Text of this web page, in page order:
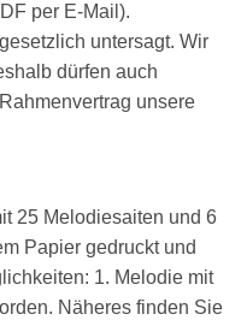
per E-Mail).
untersagt. Wir
dürfen auch
unsere
25 Melodiesaiten und 6
Papier gedruckt und
1. Melodie mit
Näheres finden Sie